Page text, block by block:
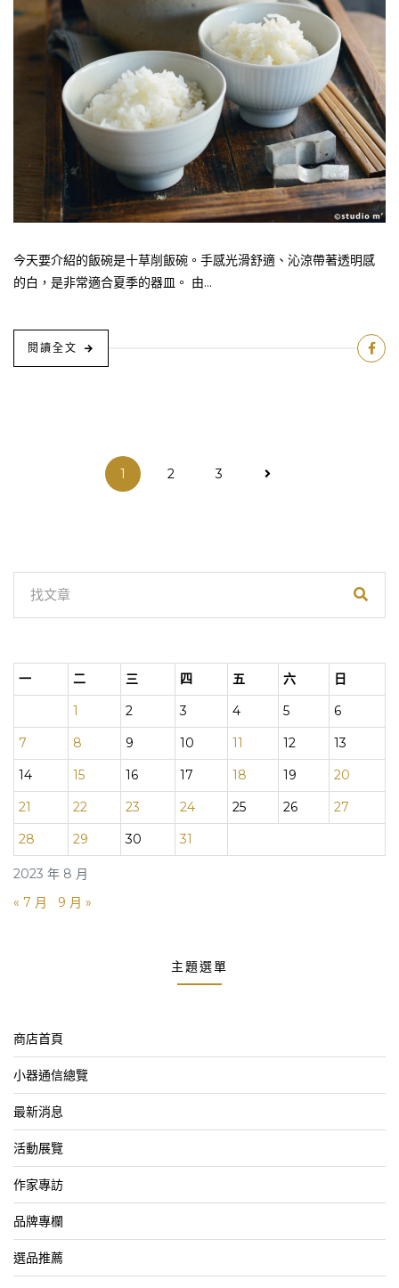
今天要介紹的飯碗是十草削飯碗。手感光滑舒適、沁涼帶著透明感
的白，是非常適合夏季的器皿。 由...
閱讀全文
文
頁
1 2 3
2023 年 8 月
一 二 三 四 五 六
日
1
2 3 4 5
6
7
8 9 10 11 12
13
14
15 16 17 18 19
20
21
22 23 24 25 26
27
28
29 30 31
« 7 月 9 月 »
主題選單
商店首頁
小器通信總覽
最新消息
活動展覽
作家專訪
品牌專欄
選品推薦